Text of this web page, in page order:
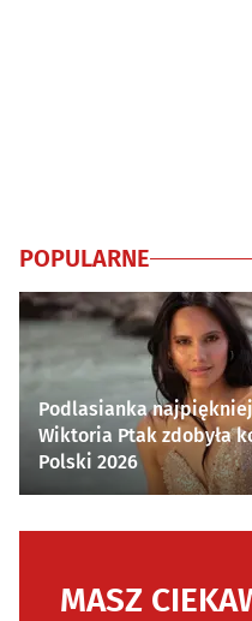
POPULARNE
Podlasianka
Wiktoria Ptak zdobyła
Polski 2026
MASZ